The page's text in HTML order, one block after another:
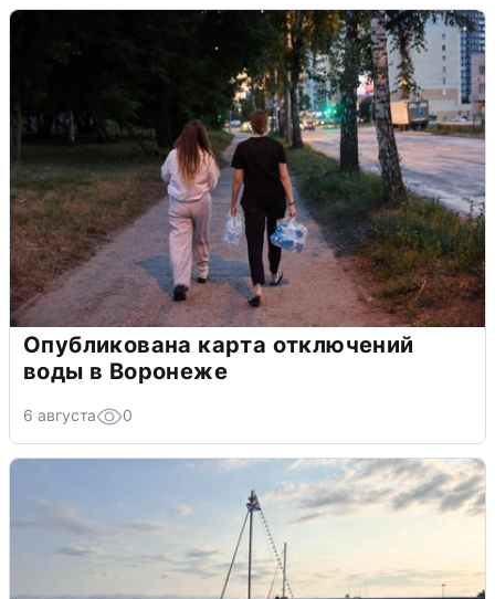
Опубликована карта отключений
воды в Воронеже
6 августа 0